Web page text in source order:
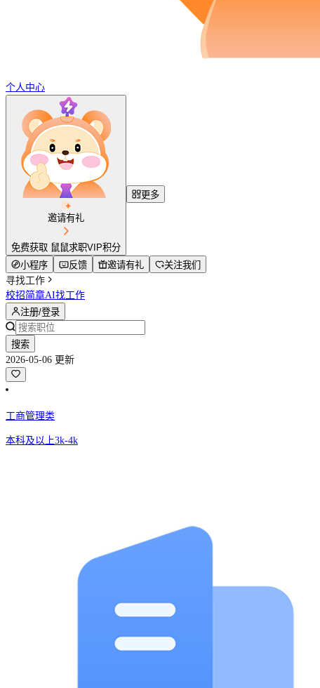
个人中心
邀请有礼
免费获取 鼠鼠求职VIP积分
更多
小程序 反馈 邀请有礼
关注我们
寻找工作
校招简章AI找工作
注册/登录
搜索
2026-05-06 更新
工商管理类
本科及以上3k-4k